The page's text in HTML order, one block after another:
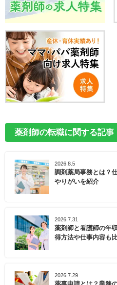
薬剤師の転職に関する記事
2026.8.5
調剤薬局事務とは？
やりがいを紹介
2026.7.31
薬剤師と看護師の年
得方法や仕事内容も
2026.7.29